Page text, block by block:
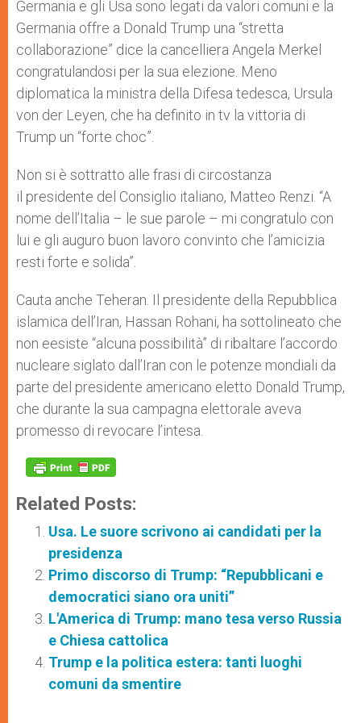
Germania e gli Usa sono legati da valori comuni e la
Germania offre a Donald Trump una “stretta
collaborazione” dice la cancelliera Angela Merkel
congratulandosi per la sua elezione. Meno
diplomatica la ministra della Difesa tedesca, Ursula
von der Leyen, che ha definito in tv la vittoria di
Trump un “forte choc”.
Non si è sottratto alle frasi di circostanza
il presidente del Consiglio italiano, Matteo Renzi. “A
nome dell’Italia – le sue parole – mi congratulo con
lui e gli auguro buon lavoro convinto che l’amicizia
resti forte e solida”.
Cauta anche Teheran. Il presidente della Repubblica
islamica dell’Iran, Hassan Rohani, ha sottolineato che
non eesiste “alcuna possibilità” di ribaltare l’accordo
nucleare siglato dall’Iran con le potenze mondiali da
parte del presidente americano eletto Donald Trump,
che durante la sua campagna elettorale aveva
promesso di revocare l’intesa.
Related Posts:
Usa. Le suore scrivono ai candidati per la
presidenza
Primo discorso di Trump: “Repubblicani e
democratici siano ora uniti”
L'America di Trump: mano tesa verso Russia
e Chiesa cattolica
Trump e la politica estera: tanti luoghi
comuni da smentire